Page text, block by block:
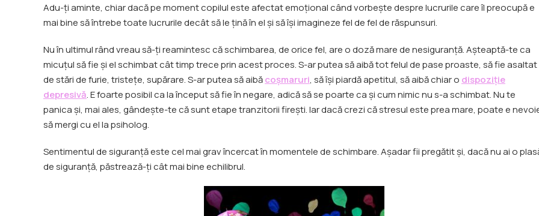
Adu-ți aminte, chiar dacă pe moment copilul este afectat emoțional când vorbește despre lucrurile care îl preocupă e
mai bine să întrebe toate lucrurile decât să le țină în el și să își imagineze fel de fel de răspunsuri.
Nu în ultimul rând vreau să-ți reamintesc că schimbarea, de orice fel, are o doză mare de nesiguranță. Așteaptă-te ca
micuțul să fie și el schimbat cât timp trece prin acest proces. S-ar putea să aibă tot felul de pase proaste, să fie asaltat
de stări de furie, tristețe, supărare. S-ar putea să aibăcoșmaruri, să își piardă apetitul, să aibă chiar o dispoziție
depresivă. E foarte posibil ca la început să fie în negare, adică să se poarte ca și cum nimic nu s-a schimbat. Nu te
panica și, mai ales, gândește-te că sunt etape tranzitorii firești. Iar dacă crezi că stresul este prea mare, poate e
să mergi cu el la psiholog.
Sentimentul de siguranță este cel mai grav încercat în momentele de schimbare. Așadar fii pregătit și, dacă nu ai o
de siguranță, păstrează-ți cât mai bine echilibrul.